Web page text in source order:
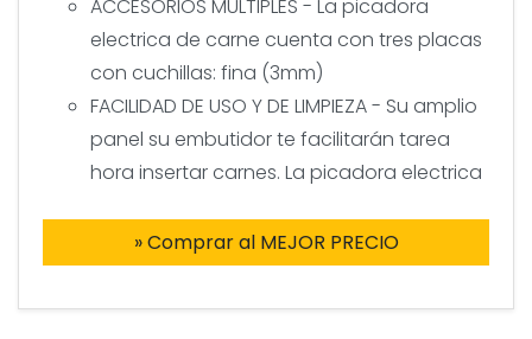
ACCESORIOS MÚLTIPLES - La picadora
electrica de carne cuenta con tres placas
con cuchillas: fina (3mm)
FACILIDAD DE USO Y DE LIMPIEZA - Su amplio
panel su embutidor te facilitarán tarea
hora insertar carnes. La picadora electrica
» Comprar al MEJOR PRECIO